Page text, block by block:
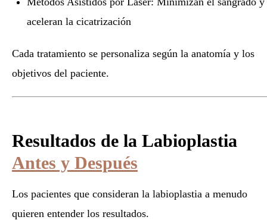
aceleran la cicatrización
Cada tratamiento se personaliza según la anatomía y los
objetivos del paciente.
Resultados de la Labioplastia
Antes y Después
Los pacientes que consideran la labioplastia a menudo
quieren entender los resultados.